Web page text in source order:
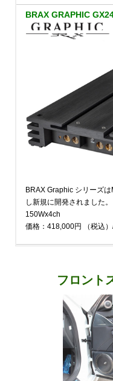
BRAX GRAPHIC
BRAX Graphic シリーズ
し新規に開発されました。
150Wx4ch
価格：418,000円
（税込）
フロント